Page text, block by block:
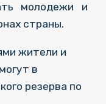
молодежи и
страны.
жители и
в
резерва по